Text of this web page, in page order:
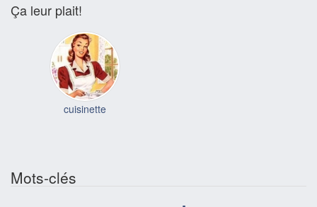
Ça leur plait!
cuisinette
Mots-clés